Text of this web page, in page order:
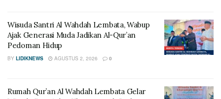
Wisuda Santri Al Wahdah Lembata, Wabup
Ajak Generasi Muda Jadikan Al-Qur’an
Pedoman Hidup
BY LIDIKNEWS AGUSTUS 2, 2026 0
Rumah Qur’an Al Wahdah Lembata Gelar